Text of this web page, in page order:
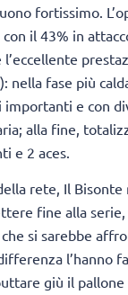
fortissimo.
il 43% in
nella fase più
e con
alla fine,
e 2 aces.
rete, Il
fine alla serie,
si sarebbe
l’hanno
giù il pallone